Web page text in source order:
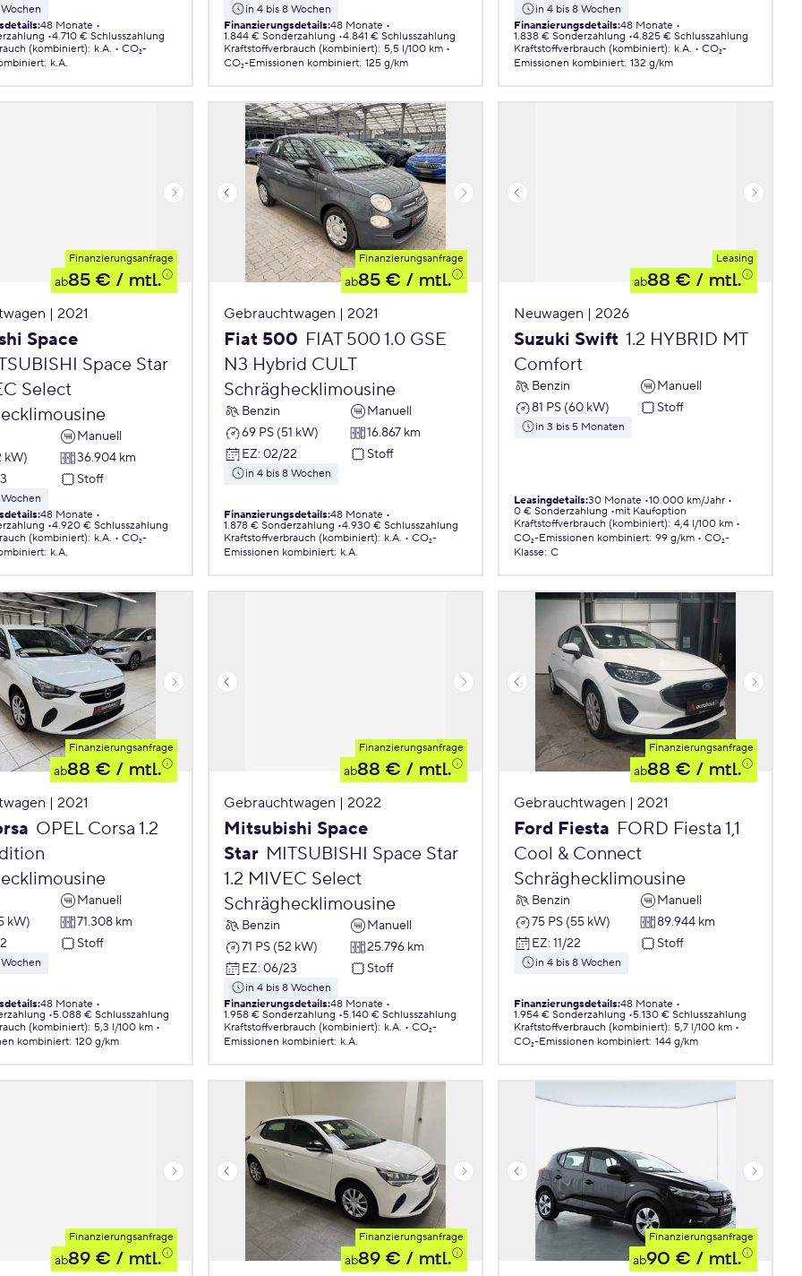
:48 Monate
4.710 € Schlusszahlung
(kombiniert): k.A.
CO₂-
: k.A.
in 4 bis 8 Wochen
Finanzierungsdetails:48 Monate
1.844 € Sonderzahlung 4.841 € Schlusszahlung
Kraftstoffverbrauch (kombiniert): 5,5 l/100 km
CO₂-Emissionen kombiniert: 125 g/km
in 4 bis 8 Wochen
Finanzierungsdetails:48 Monate
1.838 € Sonderzahlung 4.825 € Schlusszahlung
Kraftstoffverbrauch (kombiniert): k.A.
CO₂-
Emissionen kombiniert: 132 g/km
Finanzierungsanfrage
ab85 € / mtl.
| 2021
Space
Space Star
Select
Manuell
kW)
36.904 km
Stoff
:48 Monate
4.920 € Schlusszahlung
(kombiniert): k.A.
CO₂-
: k.A.
Finanzierungsanfrage
ab85 € / mtl.
Gebrauchtwagen | 2021
Fiat 500 FIAT 500 1.0 GSE
N3 Hybrid CULT
Schräghecklimousine
Benzin
Manuell
69 PS (51 kW)
16.867 km
EZ: 02/22 Stoff
in 4 bis 8 Wochen
Finanzierungsdetails:48 Monate
1.878 € Sonderzahlung 4.930 € Schlusszahlung
Kraftstoffverbrauch (kombiniert): k.A.
CO₂-
Emissionen kombiniert: k.A.
Leasing
ab88 € / mtl.
Neuwagen | 2026
Suzuki Swift 1.2 HYBRID MT
Comfort
Benzin
Manuell
81 PS (60 kW)
Stoff
in 3 bis 5 Monaten
Leasingdetails:30 Monate 10.000 km/Jahr
0 € Sonderzahlung
mit Kaufoption
Kraftstoffverbrauch (kombiniert): 4,4 l/100 km
CO₂-Emissionen kombiniert: 99 g/km
CO₂-
Klasse: C
Finanzierungsanfrage
ab88 € / mtl.
| 2021
OPEL Corsa 1.2
Manuell
kW)
71.308 km
Stoff
:48 Monate
5.088 € Schlusszahlung
(kombiniert): 5,3 l/100 km
kombiniert: 120 g/km
Finanzierungsanfrage
ab88 € / mtl.
Gebrauchtwagen | 2022
Mitsubishi Space
Star MITSUBISHI Space Star
1.2 MIVEC Select
Schräghecklimousine
Benzin
Manuell
71 PS (52 kW)
25.796 km
EZ: 06/23 Stoff
in 4 bis 8 Wochen
Finanzierungsdetails:48 Monate
1.958 € Sonderzahlung 5.140 € Schlusszahlung
Kraftstoffverbrauch (kombiniert): k.A.
CO₂-
Emissionen kombiniert: k.A.
Finanzierungsanfrage
ab88 € / mtl.
Gebrauchtwagen | 2021
Ford Fiesta FORD Fiesta 1,1
Cool & Connect
Schräghecklimousine
Benzin
Manuell
75 PS (55 kW)
89.944 km
EZ: 11/22 Stoff
in 4 bis 8 Wochen
Finanzierungsdetails:48 Monate
1.954 € Sonderzahlung 5.130 € Schlusszahlung
Kraftstoffverbrauch (kombiniert): 5,7 l/100 km
CO₂-Emissionen kombiniert: 144 g/km
Finanzierungsanfrage
ab89 € / mtl.
Finanzierungsanfrage
ab89 € / mtl.
Finanzierungsanfrage
ab90 € / mtl.